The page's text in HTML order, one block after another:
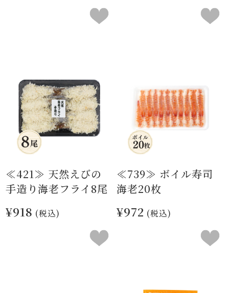
≪421≫ 天然えびの
手造り海老フライ8尾
¥918 (税込)
≪739≫ ボイル寿司
海老20枚
¥972 (税込)